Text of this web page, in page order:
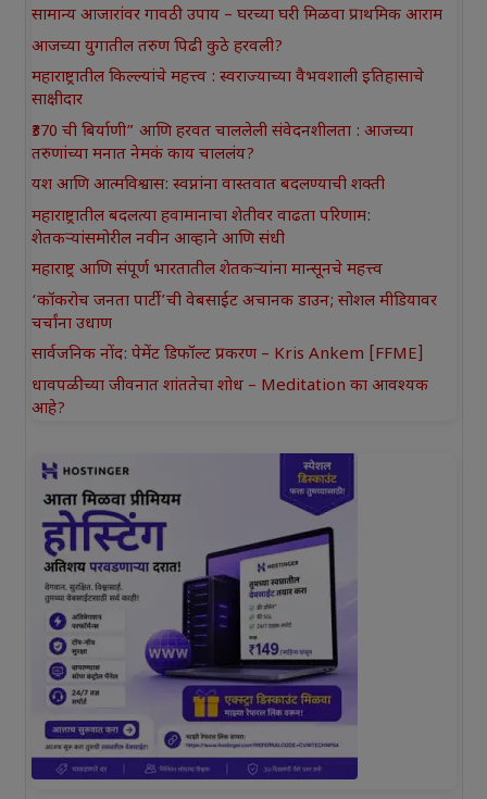
सामान्य आजारांवर गावठी उपाय – घरच्या घरी मिळवा प्राथमिक आराम
आजच्या युगातील तरुण पिढी कुठे हरवली?
महाराष्ट्रातील किल्ल्यांचे महत्त्व : स्वराज्याच्या वैभवशाली इतिहासाचे
साक्षीदार
₹370 ची बिर्याणी” आणि हरवत चाललेली संवेदनशीलता : आजच्या
तरुणांच्या मनात नेमकं काय चाललंय?
यश आणि आत्मविश्वास: स्वप्नांना वास्तवात बदलण्याची शक्ती
महाराष्ट्रातील बदलत्या हवामानाचा शेतीवर वाढता परिणाम:
शेतकऱ्यांसमोरील नवीन आव्हाने आणि संधी
महाराष्ट्र आणि संपूर्ण भारतातील शेतकऱ्यांना मान्सूनचे महत्त्व
‘कॉकरोच जनता पार्टी’ची वेबसाईट अचानक डाउन; सोशल मीडियावर
चर्चांना उधाण
सार्वजनिक नोंद: पेमेंट डिफॉल्ट प्रकरण – Kris Ankem [FFME]
धावपळीच्या जीवनात शांततेचा शोध – Meditation का आवश्यक
आहे?